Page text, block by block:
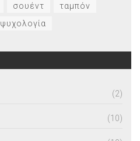
σουέντ
ταμπόν
ψυχολογία
(2)
(10)